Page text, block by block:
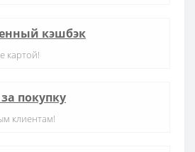
кэшбэк
картой!
покупку
клиентам!